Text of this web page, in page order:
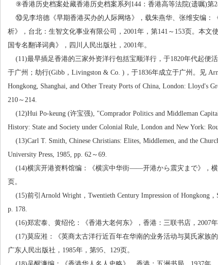
⑨香港历史档案处藏香港历史档案系列 144 ：香港高等法院(遗嘱)第
⑩见李培德《早期香港买办的人际网络》，载朱燕华、张维安编：
析》，台北：生智文化事业有限公司， 2001年，第141 ～ 153页。本文
国专名翻译词典》，四川人民出版社， 2001年。
(11)最早插足香港的三家外资洋行包括宝顺洋行，于1820年代起便
于广州；劫行(Gibb ， Livingston & Co. ) ，于1836年成立于广州。见
Hongkong, Shanghai, and Other Treaty Ports of China, London: Lloyd's
210 ～ 214.
(12)Hui Po-keung (许宝强), "Comprador Politics and Middleman
History: State and Society under Colonial Rule, London and New York:
(13)Carl T. Smith, Chinese Christians: Elites, Middlemen, and the
University Press, 1985, pp. 62 ～ 69.
(14)横滨开港资料馆编：《横滨中华街——开港から震灾まで》，
页。
(15)前引 Arnold Wright ， Twentieth Century Impression of Hongkong ，
p. 178.
(16)郑宏泰、黄绍伦：《香港大老何东》，香港：三联书店， 2007
(17)莫应溎：《英商太古洋行近百年在华南的业务活动与莫氏家族
广东人民出版社， 1985年，第95、 129页。